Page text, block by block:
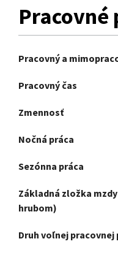
Pracovný a
Pracovný čas
Zmennosť
Nočná práca
Sezónna práca
Základná zložka
hrubom)
Druh voľnej pracovnej